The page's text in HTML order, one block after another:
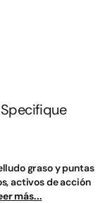
graso y puntas
activos de acción
más...